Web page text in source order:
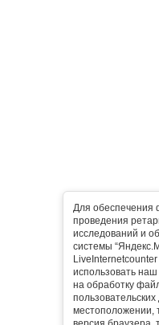
Для обеспечения
проведения
исследований и
системы
использовать
на обработку
местоположении,